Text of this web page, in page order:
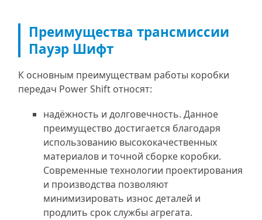
Преимущества трансмиссии
Пауэр Шифт
К основным преимуществам работы коробки
передач Power Shift относят:
надёжность и долговечность. Данное
преимущество достигается благодаря
использованию высококачественных
материалов и точной сборке коробки.
Современные технологии проектирования
и производства позволяют
минимизировать износ деталей и
продлить срок службы агрегата.